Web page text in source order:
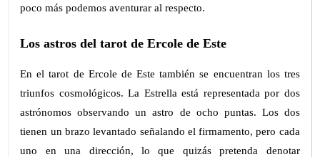
poco más podemos aventurar al respecto.
Los astros del tarot de Ercole de Este
En el tarot de Ercole de Este también se encuentran los tres
triunfos cosmológicos. La Estrella está representada por dos
astrónomos observando un astro de ocho puntas. Los dos
tienen un brazo levantado señalando el firmamento, pero cada
uno en una dirección, lo que quizás pretenda denotar